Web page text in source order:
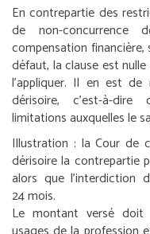
En contrepartie des
de non-concurrence
compensation
défaut, la clause est
l’appliquer. Il en est
dérisoire, c’est-à-
limitations auxquelles le
Illustration : la Cour de
dérisoire la contrepartie
alors que l’interdiction
24 mois.
Le montant versé